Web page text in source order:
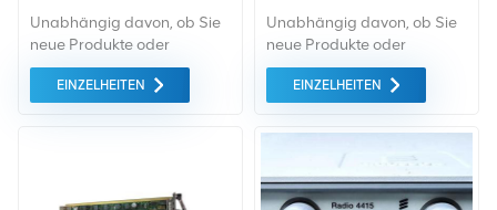
Unabhängig davon, ob Sie
neue Produkte oder
renovierte Produkte
benötigen, ist eine
Standard. Wir kaufen nur
und Umweltschutz sind. All
EINZELHEITEN
Unabhängig davon, ob Sie
neue Produkte oder
renovierte Produkte
benötigen, ist eine
Standard. Wir kaufen nur
Qualität auf dem grünen
Markt ein. All dies wird zum
EINZELHEITEN